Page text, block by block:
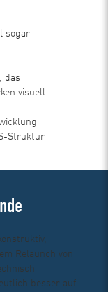
sogar
das
visuell
Struktur
Relaunch von
besser auf